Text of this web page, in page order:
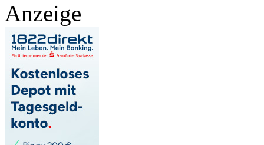
Anzeige